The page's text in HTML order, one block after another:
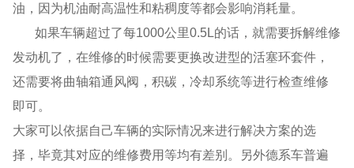
油，因为机油耐高温性和粘稠度等都会影响消耗量。
如果车辆超过了每1000公里0.5L的话，就需要拆解维修
发动机了，在维修的时候需要更换改进型的活塞环套件，
还需要将曲轴箱通风阀，积碳，冷却系统等进行检查维修
即可。
大家可以依据自己车辆的实际情况来进行解决方案的选
择，毕竟其对应的维修费用等均有差别。另外德系车普遍